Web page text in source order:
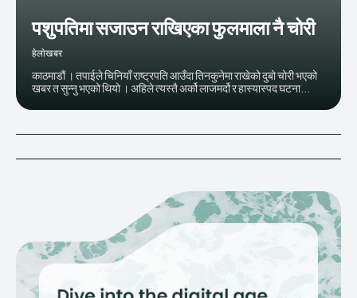
पशुपतिमा सजाउन राखिएका फुलमाला नै चोरी
हेलाेखबर
काठमाडौं । तपाईले चिनियाँ राष्ट्रपति आउँदा तिनकुनेमा राखेको दुबो चोरी भएको
खबर त सुन्नु भएको थियो । अहिले त्यस्तै अर्को लाजमर्दो र हास्यास्पद घटना...